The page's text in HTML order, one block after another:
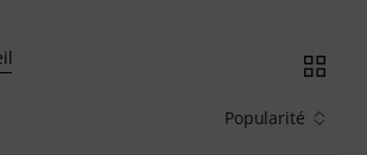
Popularité